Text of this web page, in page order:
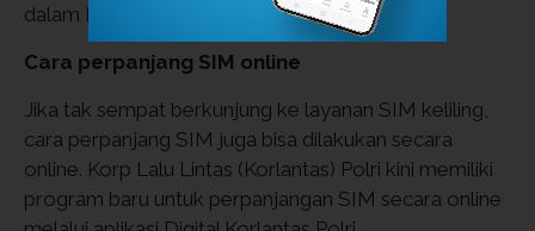
dalam Pasal 281.
Cara perpanjang SIM online
Jika tak sempat berkunjung ke layanan SIM keliling,
cara perpanjang SIM juga bisa dilakukan secara
online. Korp Lalu Lintas (Korlantas) Polri kini memiliki
program baru untuk perpanjangan SIM secara online